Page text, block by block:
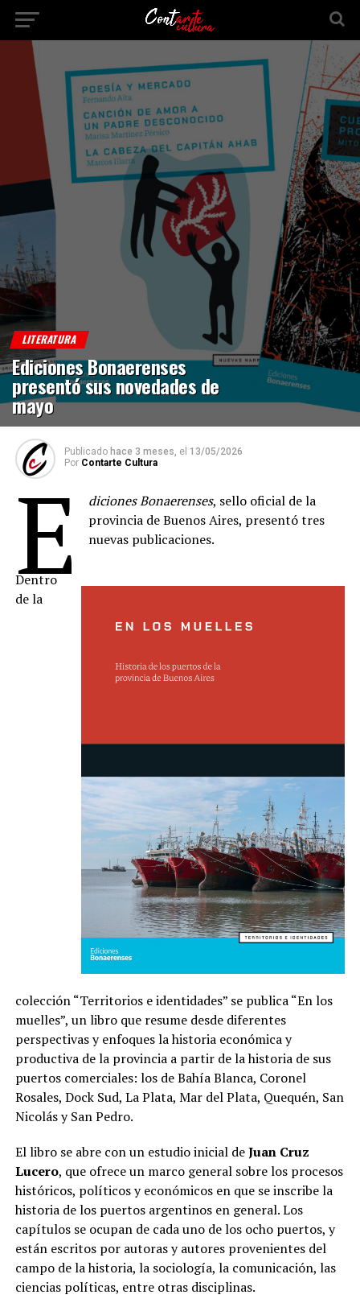
LITERATURA
Ediciones Bonaerenses
presentó sus novedades de
mayo
Publicado hace 3 meses, el 13/05/2026
Por Contarte Cultura
E diciones Bonaerenses, sello oficial de la
provincia de Buenos Aires, presentó tres
nuevas publicaciones.
Dentro
de la
colección “Territorios e identidades” se publica “En los
muelles”, un libro que resume desde diferentes
perspectivas y enfoques la historia económica y
productiva de la provincia a partir de la historia de sus
puertos comerciales: los de Bahía Blanca, Coronel
Rosales, Dock Sud, La Plata, Mar del Plata, Quequén, San
Nicolás y San Pedro.
El libro se abre con un estudio inicial deJuan Cruz
Lucero, que ofrece un marco general sobre los procesos
históricos, políticos y económicos en que se inscribe la
historia de los puertos argentinos en general. Los
capítulos se ocupan de cada uno de los ocho puertos, y
están escritos por autoras y autores provenientes del
campo de la historia, la sociología, la comunicación, las
ciencias políticas, entre otras disciplinas.